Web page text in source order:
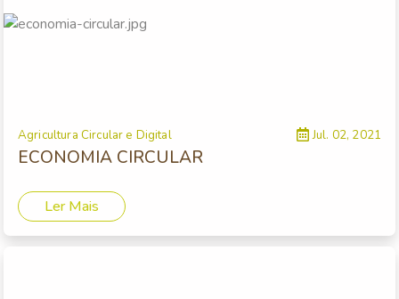
Agricultura Circular e Digital Jul. 02, 2021
ECONOMIA CIRCULAR
Ler Mais